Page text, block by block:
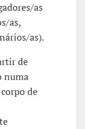
as
as,
as).
de
numa
de